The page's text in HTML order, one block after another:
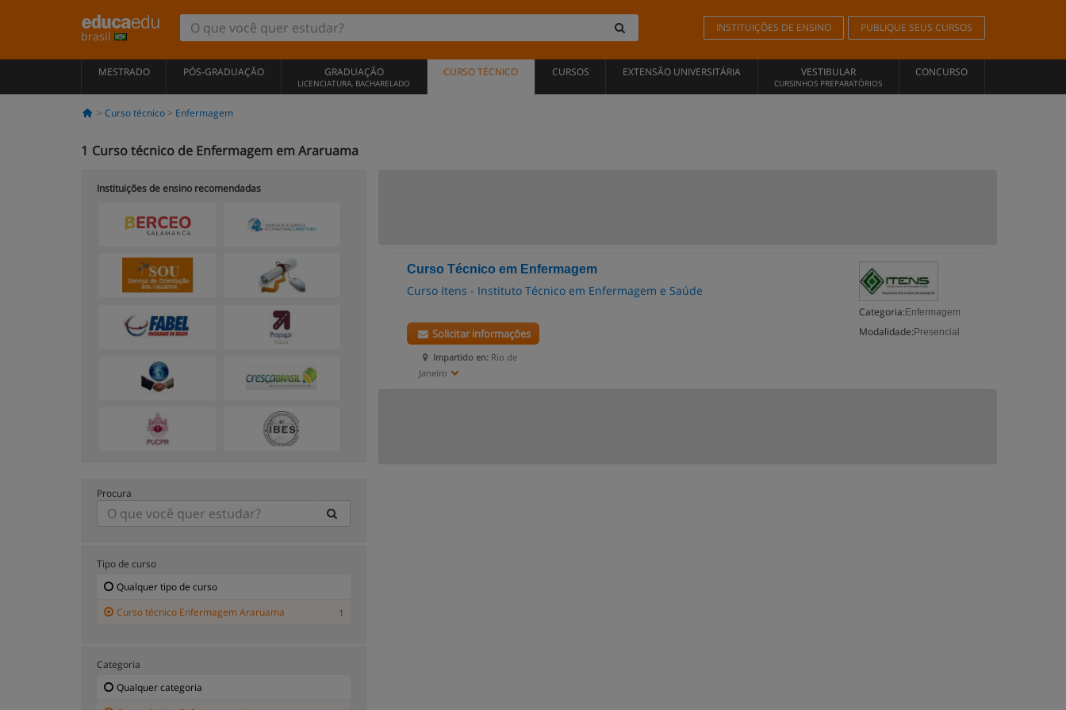
brasil
INSTITUIÇÕES DE ENSINO PUBLIQUE SEUS CURSOS
MESTRADO PÓS-GRADUAÇÃO GRADUAÇÃO
LICENCIATURA, BACHARELADO
CURSO TÉCNICO CURSOS EXTENSÃO UNIVERSITÁRIA VESTIBULAR
CURSINHOS PREPARATÓRIOS
CONCURSO
Curso técnico Enfermagem
1 Curso técnico de Enfermagem em Araruama
Curso Técnico em Enfermagem
Curso Itens - Instituto Técnico em Enfermagem e Saúde
Categoria: Enfermagem
Modalidade: Presencial
Impartido en: Rio de
Janeiro
Solicitar informações
Instituições de ensino recomendadas
Procura
Tipo de curso
Qualquer tipo de curso
Curso técnico Enfermagem Araruama
1
Categoria
Qualquer categoria